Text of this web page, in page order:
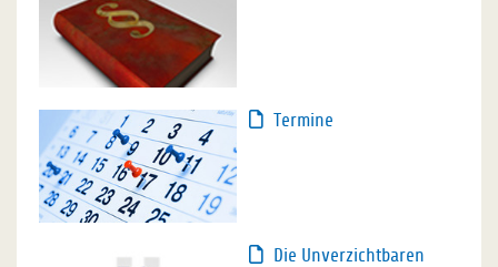
Termine
Die Unverzichtbaren